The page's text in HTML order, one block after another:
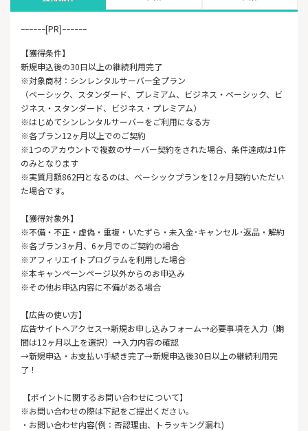
ｰｰｰｰｰｰ[PR]ｰｰｰｰｰｰ
【獲得条件】
新規申込後の30日以上の継続利用完了
※対象商材：シンレンタルサーバー全プラン
（ベーシック、スタンダード、プレミアム、ビジネス・ベーシック、ビ
ジネス・スタンダード、ビジネス・プレミアム）
※はじめてシンレンタルサーバーをご利用になる方
※各プラン12ヶ月以上でのご契約
※1つのアカウントで複数のサーバー契約をされた場合、条件達成は1件
のみとなります
※実質月額862円となるのは、ベーシックプランを12ヶ月契約いただい
た場合です。
【獲得対象外】
※不備・不正・虚偽・重複・いたずら・未入金･キャンセル･返品・解約
※各プラン3ヶ月、6ヶ月でのご契約の場合
※アフィリエイトプログラムを利用した場合
※本キャンペーンページ以外からのお申込み
※その他お申込内容に不備がある場合
【広告の使い方】
広告サイトへアクセス→新規お申し込みフォーム→必要事項を入力（期
間は12ヶ月以上を選択）→入力内容の確認
→新規申込・お支払い手続き完了→新規申込後30日以上の継続利用完
了！
【ポイントに関するお問い合わせについて】
※お問い合わせの際は下記をご提出ください。
・お問い合わせ内容(例：否認理由、トラッキング漏れ)